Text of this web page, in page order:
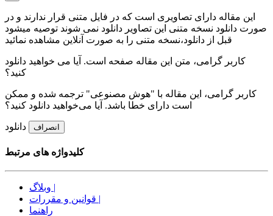
این مقاله دارای تصاویری است که در فایل متنی قرار ندارند و در
صورت دانلود نسخه متنی این تصاویر دانلود نمی شوند توصیه میشود
قبل از دانلود،نسخه متنی را به صورت آنلاین مشاهده نمائید
کاربر گرامی، متن این مقاله صفحه است. آیا می خواهید دانلود
کنید؟
کاربر گرامی، این مقاله با "هوش مصنوعی" ترجمه شده و ممکن
است دارای خطا باشد. آیا می‌خواهید دانلود کنید؟
دانلود انصراف
کلیدواژه های مرتبط
وبلاگ |
قوانین و مقررات |
راهنما